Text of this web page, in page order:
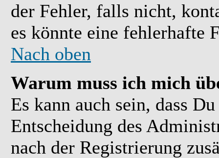
der Fehler, falls nicht,
es könnte eine fehlerhafte
Nach oben
Warum muss ich mich
Es kann auch sein, dass
Entscheidung des
nach der Registrierung